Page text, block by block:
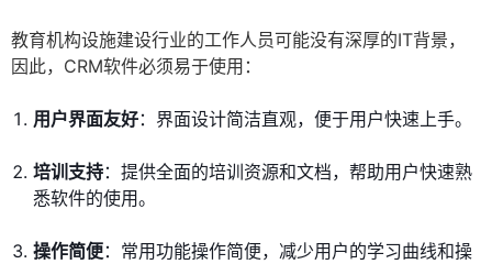
教育机构设施建设行业的工作人员可能没有深厚的IT背景，
因此，CRM软件必须易于使用：
用户界面友好：界面设计简洁直观，便于用户快速上手。
培训支持：提供全面的培训资源和文档，帮助用户快速熟
悉软件的使用。
操作简便：常用功能操作简便，减少用户的学习曲线和操